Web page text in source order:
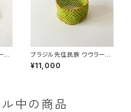
族
ブラジル先住民族 ワウラー族
ビーズブレスレット 3.5cm幅
内周18cm
¥11,000
中の商品